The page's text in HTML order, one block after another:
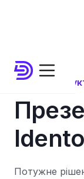
Огляд
Потужне